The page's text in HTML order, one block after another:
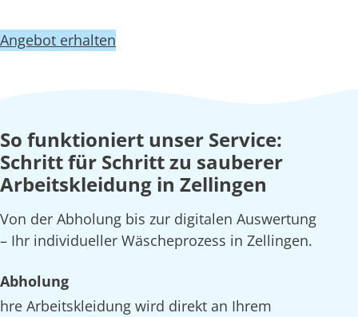
Angebot erhalten
So funktioniert unser Service:
Schritt für Schritt zu sauberer
Arbeitskleidung in Zellingen
Von der Abholung bis zur digitalen Auswertung
– Ihr individueller Wäscheprozess in Zellingen.
Abholung
hre Arbeitskleidung wird direkt an Ihrem